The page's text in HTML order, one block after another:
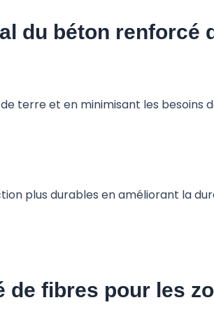
du béton renforcé
terre et en minimisant les
plus durables en améliorant la
fibres pour les